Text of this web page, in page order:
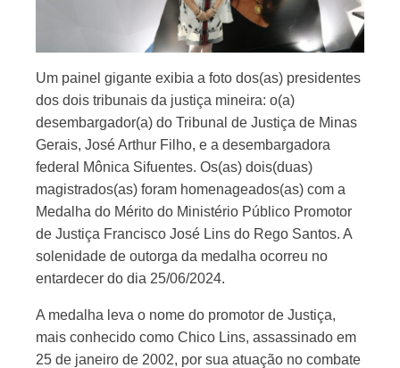
Um painel gigante exibia a foto dos(as) presidentes
dos dois tribunais da justiça mineira: o(a)
desembargador(a) do Tribunal de Justiça de Minas
Gerais, José Arthur Filho, e a desembargadora
federal Mônica Sifuentes. Os(as) dois(duas)
magistrados(as) foram homenageados(as) com a
Medalha do Mérito do Ministério Público Promotor
de Justiça Francisco José Lins do Rego Santos. A
solenidade de outorga da medalha ocorreu no
entardecer do dia 25/06/2024.
A medalha leva o nome do promotor de Justiça,
mais conhecido como Chico Lins, assassinado em
25 de janeiro de 2002, por sua atuação no combate